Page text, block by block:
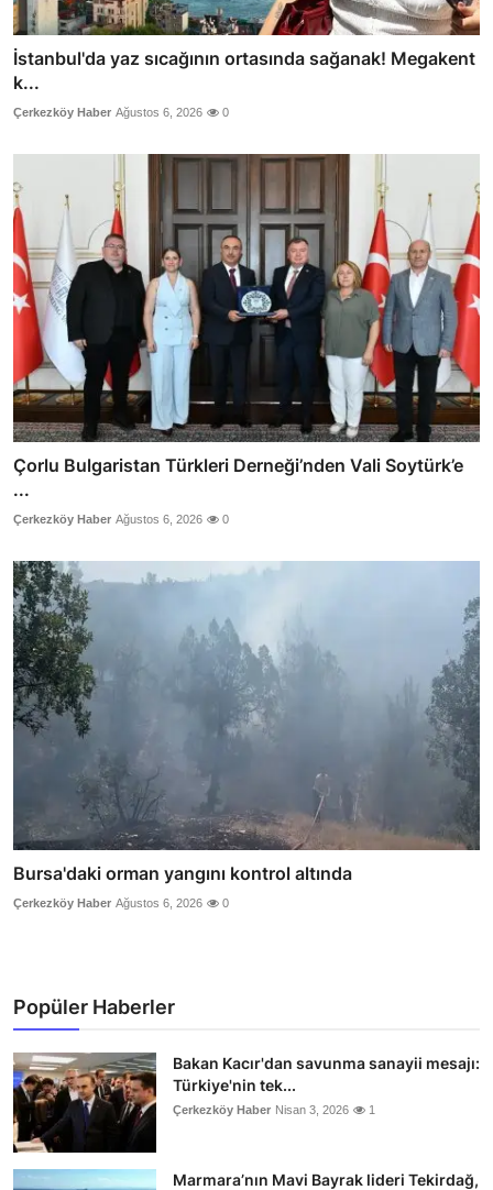
İstanbul'da yaz sıcağının ortasında sağanak! Megakent
k...
Çerkezköy Haber Ağustos 6, 2026 0
Çorlu Bulgaristan Türkleri Derneği’nden Vali Soytürk’e
...
Çerkezköy Haber Ağustos 6, 2026 0
Bursa'daki orman yangını kontrol altında
Çerkezköy Haber Ağustos 6, 2026 0
Popüler Haberler
Bakan Kacır'dan savunma sanayii mesajı:
Türkiye'nin tek...
Çerkezköy Haber Nisan 3, 2026 1
Marmara’nın Mavi Bayrak lideri Tekirdağ,